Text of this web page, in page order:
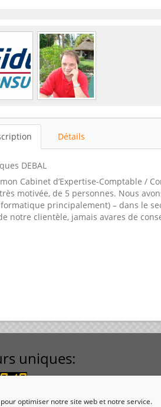
optimiser notre site web et notre service.
Détails
DEBAL
mon Cabinet d’Expertise-Comptable /
motivée, de 5 personnes. Nous
principalement) – dans le
notre clientèle, jamais avares de
uniques: